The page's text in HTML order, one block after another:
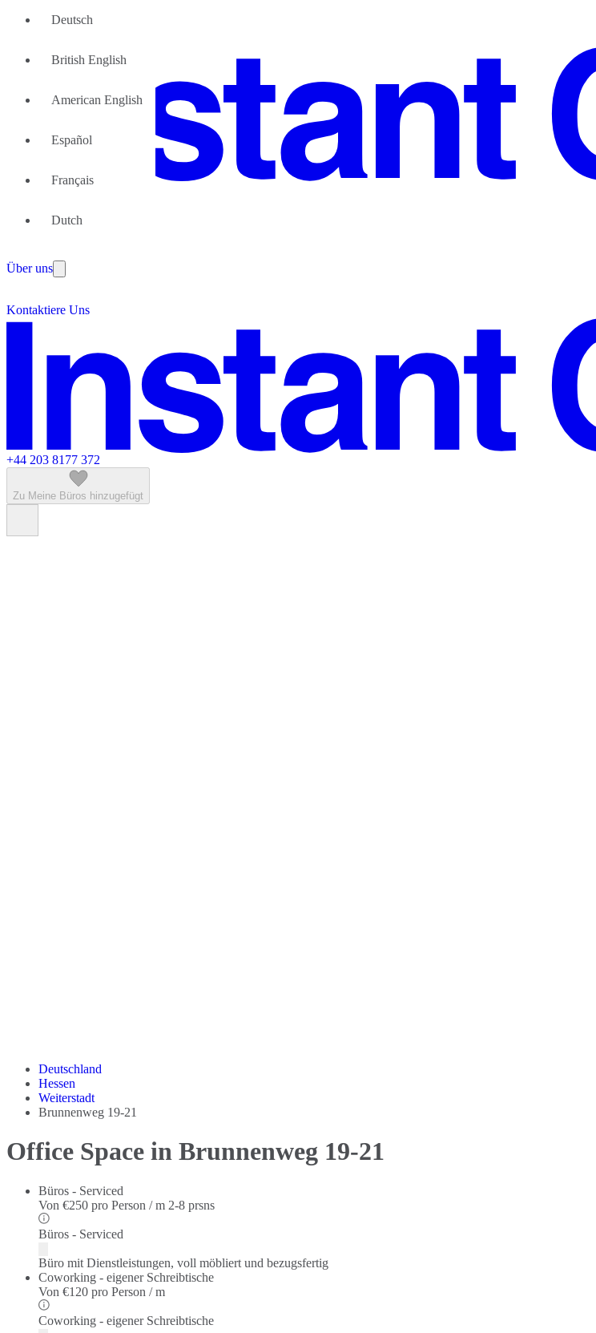
Wir können Ihnen helfen
Über uns
Kontaktiere Uns
+44 203 8177 372
Zu Meine Büros hinzugefügt
Deutschland
Hessen
Weiterstadt
Brunnenweg 19-21
Office Space in Brunnenweg 19-21
Büros - Serviced
Von €250 pro Person / m 2-8 prsns
Büros - Serviced
Büro mit Dienstleistungen, voll möbliert und bezugsfertig
Coworking - eigener Schreibtische
Von €120 pro Person / m
Coworking - eigener Schreibtische
Deutsch
British English
American English
Español
Français
Dutch